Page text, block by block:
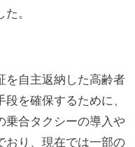
。
を自主返納した高齢者
を確保するために、
乗合タクシーの導入や
おり、現在では一部の